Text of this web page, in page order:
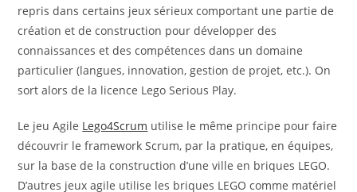
repris dans certains jeux sérieux comportant une partie de
création et de construction pour développer des
connaissances et des compétences dans un domaine
particulier (langues, innovation, gestion de projet, etc.). On
sort alors de la licence Lego Serious Play.
Le jeu Agile Lego4Scrum utilise le même principe pour faire
découvrir le framework Scrum, par la pratique, en équipes,
sur la base de la construction d’une ville en briques LEGO.
D’autres jeux agile utilise les briques LEGO comme matériel